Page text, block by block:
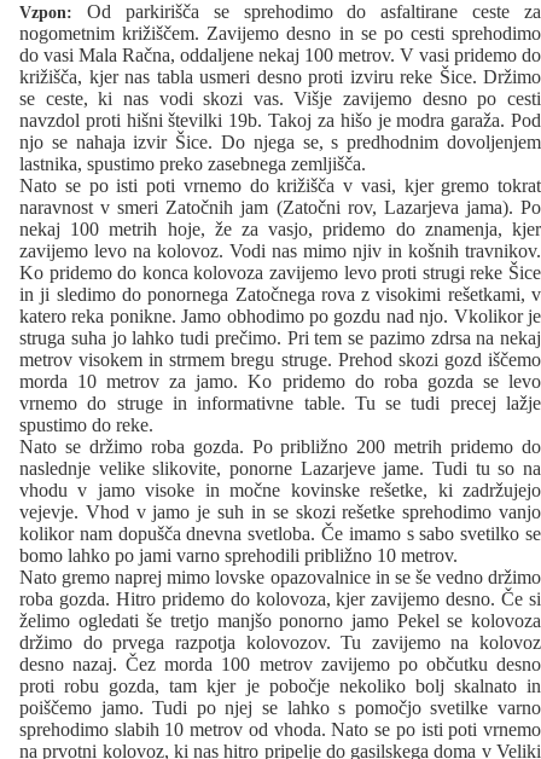
Vzpon:
Od parkirišča se sprehodimo do asfaltirane ceste za
nogometnim križiščem. Zavijemo desno in se po cesti sprehodimo
do vasi Mala Račna, oddaljene nekaj 100 metrov. V vasi pridemo do
križišča, kjer nas tabla usmeri desno proti izviru reke Šice. Držimo
se ceste, ki nas vodi skozi vas. Višje zavijemo desno po cesti
navzdol proti hišni številki 19b. Takoj za hišo je modra garaža. Pod
njo se nahaja izvir Šice. Do njega se, s predhodnim dovoljenjem
lastnika, spustimo preko zasebnega zemljišča.
Nato se po isti poti vrnemo do križišča v vasi, kjer gremo tokrat
naravnost v smeri Zatočnih jam (Zatočni rov, Lazarjeva jama). Po
nekaj 100 metrih hoje, že za vasjo, pridemo do znamenja, kjer
zavijemo levo na kolovoz. Vodi nas mimo njiv in košnih travnikov.
Ko pridemo do konca kolovoza zavijemo levo proti strugi reke Šice
in ji sledimo do ponornega Zatočnega rova z visokimi rešetkami, v
katero reka ponikne. Jamo obhodimo po gozdu nad njo. Vkolikor je
struga suha jo lahko tudi prečimo. Pri tem se pazimo zdrsa na nekaj
metrov visokem in strmem bregu struge. Prehod skozi gozd iščemo
morda 10 metrov za jamo. Ko pridemo do roba gozda se levo
vrnemo do struge in informativne table. Tu se tudi precej lažje
spustimo do reke.
Nato se držimo roba gozda. Po približno 200 metrih pridemo do
naslednje velike slikovite, ponorne Lazarjeve jame. Tudi tu so na
vhodu v jamo visoke in močne kovinske rešetke, ki zadržujejo
vejevje. Vhod v jamo je suh in se skozi rešetke sprehodimo vanjo
kolikor nam dopušča dnevna svetloba. Če imamo s sabo svetilko se
bomo lahko po jami varno sprehodili približno 10 metrov.
Nato gremo naprej mimo lovske opazovalnice in se še vedno držimo
roba gozda. Hitro pridemo do kolovoza, kjer zavijemo desno. Če si
želimo ogledati še tretjo manjšo ponorno jamo Pekel se kolovoza
držimo do prvega razpotja kolovozov. Tu zavijemo na kolovoz
desno nazaj. Čez morda 100 metrov zavijemo po občutku desno
proti robu gozda, tam kjer je pobočje nekoliko bolj skalnato in
poiščemo jamo. Tudi po njej se lahko s pomočjo svetilke varno
sprehodimo slabih 10 metrov od vhoda. Nato se po isti poti vrnemo
na prvotni kolovoz, ki nas hitro pripelje do gasilskega doma v Veliki